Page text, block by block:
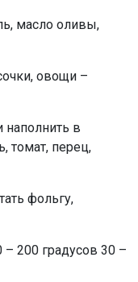
масло оливы,
овощи –
в
томат, перец,
фольгу,
– 200 градусов 30 –